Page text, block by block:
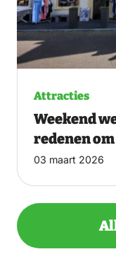
Attracties
Weekend
redenen
03 maart 2026